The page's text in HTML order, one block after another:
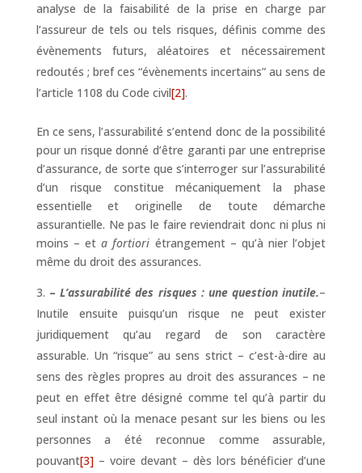
analyse de la faisabilité de la prise en charge par
l’assureur de tels ou tels risques, définis comme des
évènements futurs, aléatoires et nécessairement
redoutés ; bref ces “évènements incertains” au sens de
l’article 1108 du Code civil[2].
En ce sens, l’assurabilité s’entend donc de la possibilité
pour un risque donné d’être garanti par une entreprise
d’assurance, de sorte que s’interroger sur l’assurabilité
d’un risque constitue mécaniquement la phase
essentielle et originelle de toute démarche
assurantielle. Ne pas le faire reviendrait donc ni plus ni
moins – eta fortiori étrangement – qu’à nier l’objet
même du droit des assurances.
–L’assurabilité des risques : une question inutile.–
Inutile ensuite puisqu’un risque ne peut exister
juridiquement qu’au regard de son caractère
assurable. Un “risque” au sens strict – c’est-à-dire au
sens des règles propres au droit des assurances – ne
peut en effet être désigné comme tel qu’à partir du
seul instant où la menace pesant sur les biens ou les
personnes a été reconnue comme assurable,
pouvant[3]– voire devant – dès lors bénéficier d’une